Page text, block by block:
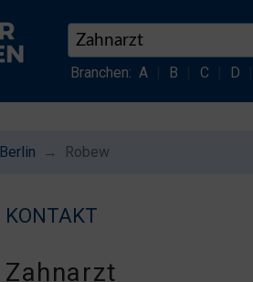
Branchen: A B C D
Berlin Robew
KONTAKT
Zahnarzt